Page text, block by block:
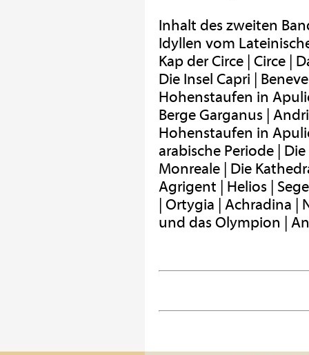
Inhalt des zweiten
Idyllen vom
Kap der Circe | Circe |
Die Insel Capri |
Hohenstaufen in
Berge Garganus |
Hohenstaufen in
arabische Periode |
Monreale | Die
Agrigent | Helios |
| Ortygia | Achradina |
und das Olympion |